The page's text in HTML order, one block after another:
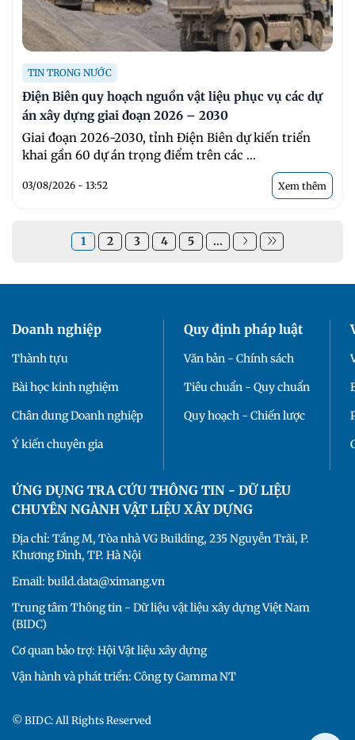
TIN TRONG NƯỚC
Điện Biên quy hoạch nguồn vật liệu phục vụ các dự
án xây dựng giai đoạn 2026 – 2030
Giai đoạn 2026-2030, tỉnh Điện Biên dự kiến triển
khai gần 60 dự án trọng điểm trên các ...
03/08/2026 - 13:52 Xem thêm
1 2 3 4 5 ...
Doanh nghiệp
Thành tựu
Bài học kinh nghiệm
Chân dung Doanh nghiệp
Ý kiến chuyên gia
Quy định pháp luật
Văn bản - Chính sách
Tiêu chuẩn - Quy chuẩn
Quy hoạch - Chiến lược
ỨNG DỤNG TRA CỨU THÔNG TIN - DỮ LIỆU
CHUYÊN NGÀNH VẬT LIỆU XÂY DỰNG
Địa chỉ: Tầng M, Tòa nhà VG Building, 235 Nguyễn Trãi, P.
Khương Đình, TP. Hà Nội
Email: build.data@ximang.vn
Trung tâm Thông tin - Dữ liệu vật liệu xây dựng Việt Nam
(BIDC)
Cơ quan bảo trợ: Hội Vật liệu xây dựng
Vận hành và phát triển: Công ty Gamma NT
© BIDC: All Rights Reserved